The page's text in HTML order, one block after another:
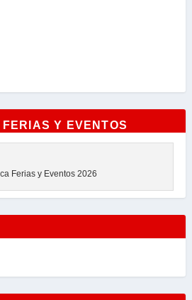
Y EVENTOS
Ferias y Eventos 2026